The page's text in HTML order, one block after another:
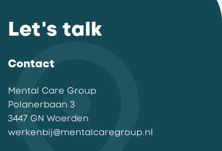
Let's talk
Contact
Mental Care Group
Polanerbaan 3
3447 GN Woerden
werkenbij@mentalcaregroup.nl